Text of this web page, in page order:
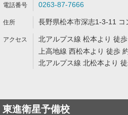
0263-87-7666
長野県松本市深志1-3-11 コ
北アルプス線 松本より 徒
上高地線 西松本より 徒歩
北アルプス線 北松本より
東進衛星予備校